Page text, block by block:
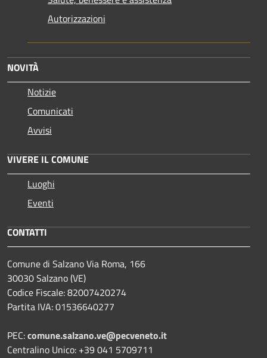
Autorizzazioni
NOVITÀ
Notizie
Comunicati
Avvisi
VIVERE IL COMUNE
Luoghi
Eventi
CONTATTI
Comune di Salzano Via Roma, 166
30030 Salzano (VE)
Codice Fiscale: 82007420274
Partita IVA: 01536640277
PEC:comune.salzano.ve@pecveneto.it
Centralino Unico: +39 041 5709711